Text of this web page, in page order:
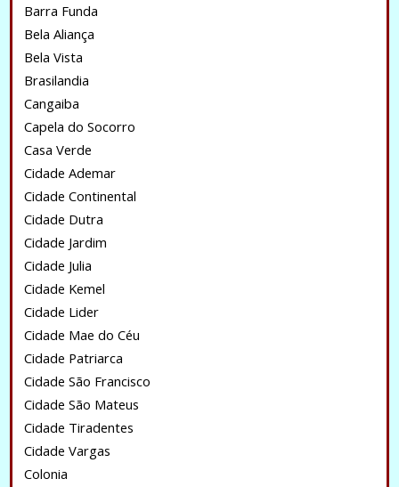
Barra Funda
Bela Aliança
Bela Vista
Brasilandia
Cangaiba
Capela do Socorro
Casa Verde
Cidade Ademar
Cidade Continental
Cidade Dutra
Cidade Jardim
Cidade Julia
Cidade Kemel
Cidade Lider
Cidade Mae do Céu
Cidade Patriarca
Cidade São Francisco
Cidade São Mateus
Cidade Tiradentes
Cidade Vargas
Colonia